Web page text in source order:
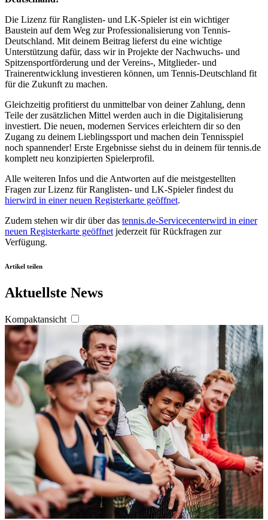
Die Lizenz für Ranglisten- und LK-Spieler ist ein wichtiger
Baustein auf dem Weg zur Professionalisierung von Tennis-
Deutschland. Mit deinem Beitrag lieferst du eine wichtige
Unterstützung dafür, dass wir in Projekte der Nachwuchs- und
Spitzensportförderung und der Vereins-, Mitglieder- und
Trainerentwicklung investieren können, um Tennis-Deutschland fit
für die Zukunft zu machen.
Gleichzeitig profitierst du unmittelbar von deiner Zahlung, denn
Teile der zusätzlichen Mittel werden auch in die Digitalisierung
investiert. Die neuen, modernen Services erleichtern dir so den
Zugang zu deinem Lieblingssport und machen dein Tennisspiel
noch spannender! Erste Ergebnisse siehst du in deinem für tennis.de
komplett neu konzipierten Spielerprofil.
Alle weiteren Infos und die Antworten auf die meistgestellten
Fragen zur Lizenz für Ranglisten- und LK-Spieler findest du
hierwird in einer neuen Registerkarte geöffnet.
Zudem stehen wir dir über das tennis.de-Servicecenterwird in einer
neuen Registerkarte geöffnet jederzeit für Rückfragen zur
Verfügung.
Artikel teilen
Aktuellste News
Kompaktansicht